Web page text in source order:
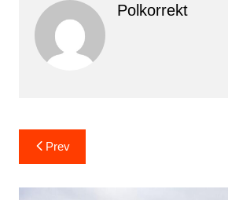
Polkorrekt
Bejegyzés
navigáció
Prev